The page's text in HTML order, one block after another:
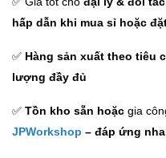
hấp dẫn khi mua sỉ hoặc
✅ Hàng sản xuất theo tiêu
lượng đầy đủ
✅ Tồn kho sẵn hoặc gia
JPWorkshop – đáp ứng